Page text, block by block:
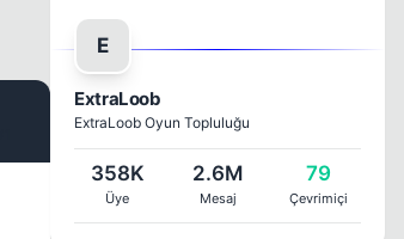
E
ExtraLoob
ExtraLoob Oyun Topluluğu
358K
Üye
2.6M
Mesaj
79
Çevrimiçi